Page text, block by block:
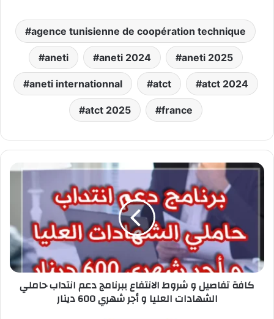
agence tunisienne de coopération technique
aneti aneti 2024 aneti 2025
aneti internationnal atct atct 2024
atct 2025 france
كافة
الانتفاع
ببرنامج
دعم
انتداب
حاملي
الشهادات
العليا
كافة تفاصيل و شروط الانتفاع ببرنامج دعم انتداب حاملي
الشهادات العليا و أجر شهري 600 دينار